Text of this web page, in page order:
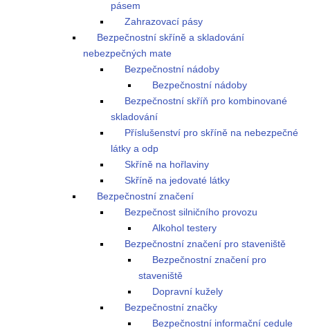
pásem
Zahrazovací pásy
Bezpečnostní skříně a skladování
nebezpečných mate
Bezpečnostní nádoby
Bezpečnostní nádoby
Bezpečnostní skříň pro kombinované
skladování
Příslušenství pro skříně na nebezpečné
látky a odp
Skříně na hořlaviny
Skříně na jedovaté látky
Bezpečnostní značení
Bezpečnost silničního provozu
Alkohol testery
Bezpečnostní značení pro staveniště
Bezpečnostní značení pro
staveniště
Dopravní kužely
Bezpečnostní značky
Bezpečnostní informační cedule